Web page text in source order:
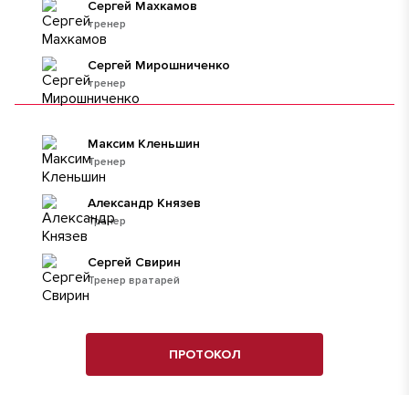
тренер
Сергей Махкамов
тренер
Сергей Мирошниченко
Тренер
Максим Кленьшин
Тренер
Александр Князев
Тренер вратарей
Сергей Свирин
ПРОТОКОЛ